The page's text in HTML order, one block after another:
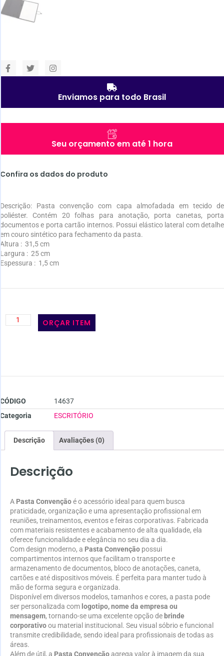
Enviamos para todo Brasil
Seu orçamento em até 1 hora
Confira os dados do produto
Descrição: Pasta convenção com capa almofadada em tecido de
poliéster. Contém 20 folhas para anotação, porta canetas, porta
documentos e porta cartão internos. Possui elástico lateral com detalhe
em couro sintético para fechamento da pasta.
Altura : 31,5 cm
Largura : 25 cm
Espessura : 1,5 cm
ORÇAR ITEM
CÓDIGO
14637
Categoria
ESCRITÓRIO
Descrição Avaliações (0)
Descrição
A Pasta Convençãoé o acessório ideal para quem busca
praticidade, organização e uma apresentação profissional em
reuniões, treinamentos, eventos e feiras corporativas. Fabricada
com materiais resistentes e acabamento de alta qualidade, ela
oferece funcionalidade e elegância no seu dia a dia.
Com design moderno, a Pasta Convenção possui
compartimentos internos que facilitam o transporte e
armazenamento de documentos, bloco de anotações, caneta,
cartões e até dispositivos móveis. É perfeita para manter tudo à
mão de forma segura e organizada.
Disponível em diversos modelos, tamanhos e cores, a pasta pode
ser personalizada com logotipo, nome da empresa ou
mensagem, tornando-se uma excelente opção debrinde
corporativoou material institucional. Seu visual sóbrio e funcional
transmite credibilidade, sendo ideal para profissionais de todas as
áreas.
Além de útil, a Pasta Convençãoagrega valor à imagem da sua